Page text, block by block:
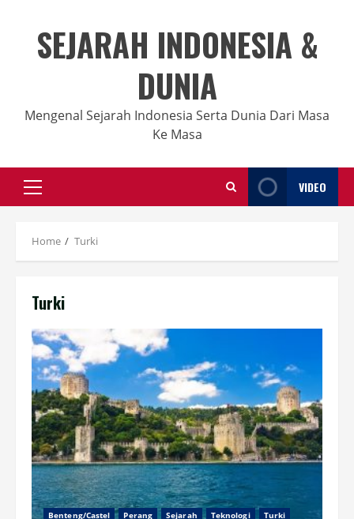
contentSEJARAH INDONESIA &
DUNIA
Mengenal Sejarah Indonesia Serta Dunia Dari Masa
Ke Masa
Primary
Menu
VIDEO
Home Turki
Turki
Benteng/Castel Perang Sejarah Teknologi Turki